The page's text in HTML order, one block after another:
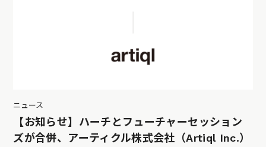
ニュース
【お知らせ】ハーチとフューチャーセッション
ズが合併、アーティクル株式会社（Artiql Inc.）